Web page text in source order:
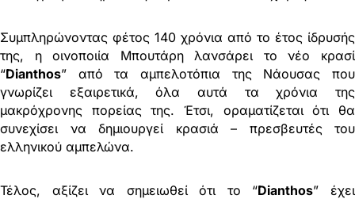
Συμπληρώνοντας φέτος 140 χρόνια από το έτος ίδρυσής
της, η οινοποιία Μπουτάρη λανσάρει το νέο κρασί
“Dianthos” από τα αμπελοτόπια της Νάουσας που
γνωρίζει εξαιρετικά, όλα αυτά τα χρόνια της
μακρόχρονης πορείας της. Έτσι, οραματίζεται ότι θα
συνεχίσει να δημιουργεί κρασιά – πρεσβευτές του
ελληνικού αμπελώνα.
Τέλος, αξίζει να σημειωθεί ότι το “Dianthos” έχει